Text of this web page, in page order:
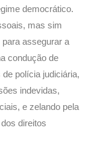
democrático.
mas sim
assegurar a
condução de
polícia judiciária,
indevidas,
e zelando pela
direitos